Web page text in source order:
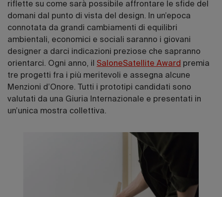
riflette su come sarà possibile affrontare le sfide del
domani dal punto di vista del design. In un’epoca
connotata da grandi cambiamenti di equilibri
ambientali, economici e sociali saranno i giovani
designer a darci indicazioni preziose che sapranno
orientarci. Ogni anno, il SaloneSatellite Award premia
tre progetti fra i più meritevoli e assegna alcune
Menzioni d’Onore. Tutti i prototipi candidati sono
valutati da una Giuria Internazionale e presentati in
un’unica mostra collettiva.